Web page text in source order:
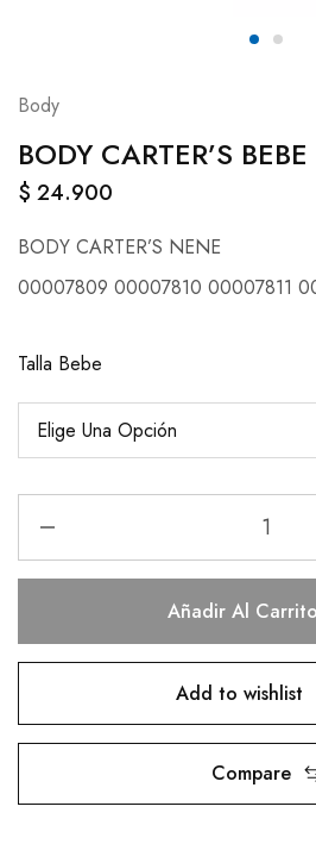
Body
BODY CARTER’S
$ 24.900
BODY CARTER’S NENE
00007809 00007810 00007811
Talla Bebe
Añadir Al Carrito
Add to wishlist
Compare